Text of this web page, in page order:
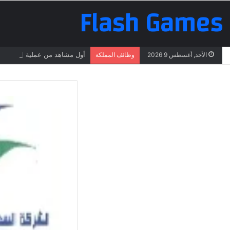
Flash Games
الأحد, أغسطس 9 2026 وظائف المملكة أول مشاهد من عملية البحث عن